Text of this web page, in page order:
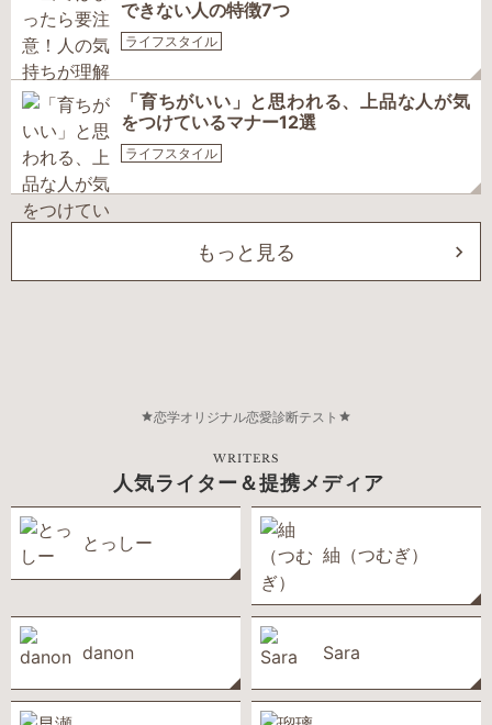
できない人の特徴7つ
ライフスタイル
「育ちがいい」と思われる、上品な人が気
をつけているマナー12選
ライフスタイル
もっと見る
恋学オリジナル恋愛診断テスト
WRITERS
人気ライター＆提携メディア
とっしー
紬（つむぎ）
danon Sara